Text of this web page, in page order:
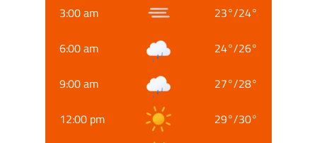
3:00 am 23°/24°
6:00 am 24°/26°
9:00 am 27°/28°
12:00 pm 29°/30°